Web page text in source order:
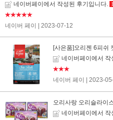
네이버페이에서 작성된 후기입니다.
★★★★★
네이버 페이
| 2023-07-12
[사은품]오리젠 6피쉬
네이버페이에서 작
★★★
네이버 페이
| 2023-
오리사랑 오리슬라이
네이버페이에서 작